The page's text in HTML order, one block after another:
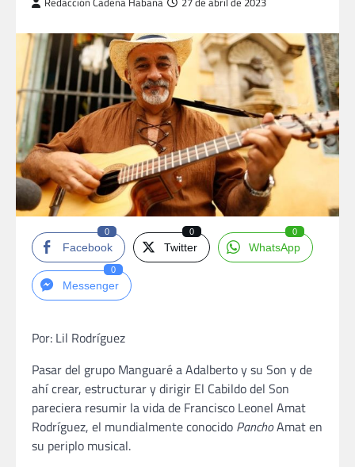
Facebook
0
Twitter
0
WhatsApp
0
Messenger
0
Por: Lil Rodríguez
Pasar del grupo Manguaré a Adalberto y su Son y de
ahí crear, estructurar y dirigir El Cabildo del Son
pareciera resumir la vida de Francisco Leonel Amat
Rodríguez, el mundialmente conocido PanchoAmat en
su periplo musical.